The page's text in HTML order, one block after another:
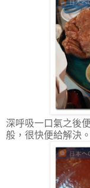
深呼吸一口氣之後
般，很快便給解決。